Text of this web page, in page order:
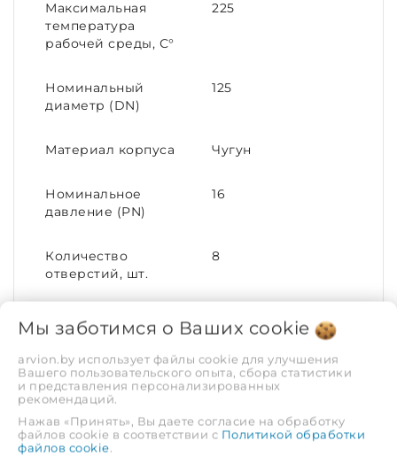
Максимальная
температура
рабочей среды, С°
225
Номинальный
диаметр (DN)
125
Материал корпуса Чугун
Номинальное
давление (PN)
16
Количество
отверстий, шт.
8
Диаметр
отверстий, мм
Средний ресурс,
циклов
1700
Материал
Сталь [Ст45]
Мы заботимся о Ваших cookie
arvion.by использует файлы cookie для улучшения
Вашего пользовательского опыта, сбора статистики
и представления персонализированных
рекомендаций.
Нажав «Принять», Вы даете согласие на обработку
файлов cookie в соответствии с Политикой обработки
файлов cookie